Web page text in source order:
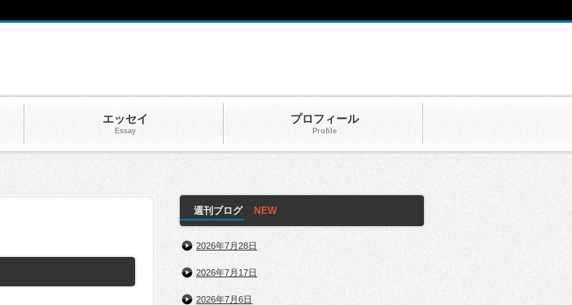
エッセイ
Essay
プロフィール
Profile
週刊ブログ
2026年7月28日
2026年7月17日
2026年7月6日